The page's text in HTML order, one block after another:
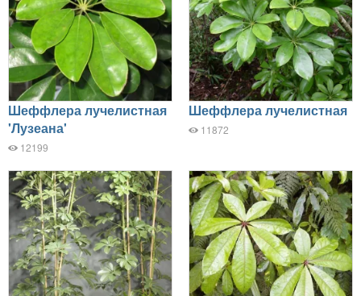
Шеффлера лучелистная
'Лузеана'
12199
Шеффлера лучелистная
11872